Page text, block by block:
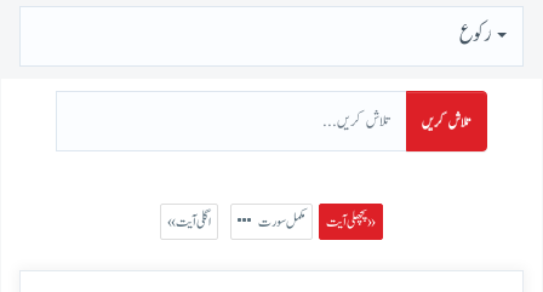
رُكوع
تلاش کریں
پچھلی آیت » مکمل سورت « اگلی آیت